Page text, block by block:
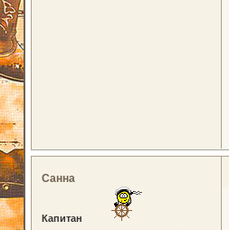
Санна
Капитан